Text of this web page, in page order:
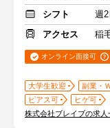
シフト
週
アクセス
稲
オンライン面接可
大学生歓迎 副業・
ピアス可
ヒゲ可
株式会社ブレイブの求人